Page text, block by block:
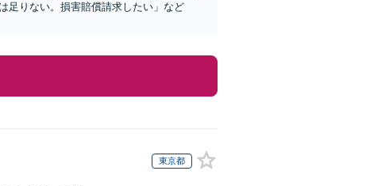
足りない。損害賠償請求したい」など
東京都